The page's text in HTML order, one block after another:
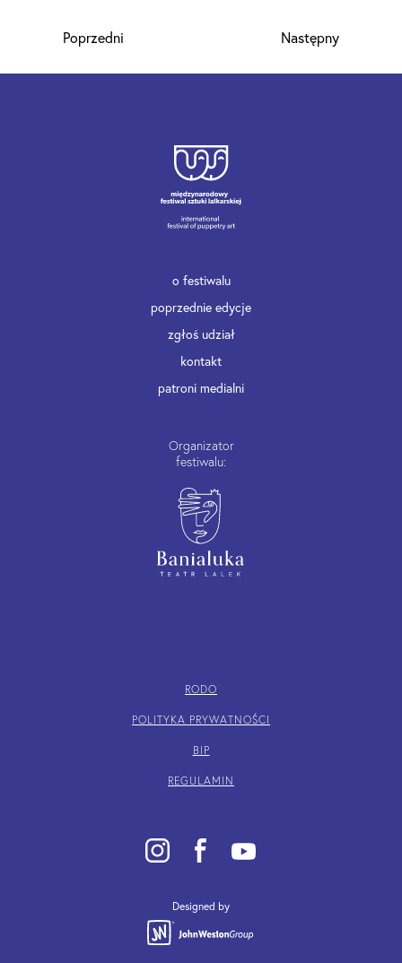
Poprzedni Następny
o festiwalu
poprzednie edycje
zgłoś udział
kontakt
patroni medialni
Organizator
festiwalu:
RODO
POLITYKA PRYWATNOŚCI
BIP
REGULAMIN
Designed by